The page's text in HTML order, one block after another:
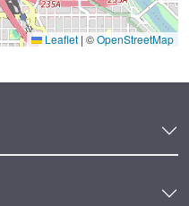
Leaflet | ©OpenStreetMap